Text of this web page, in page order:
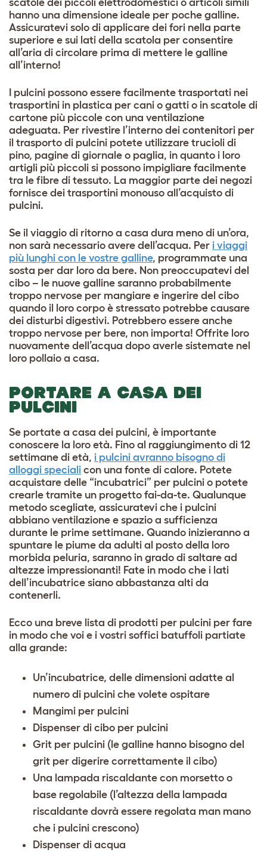
scatole dei piccoli elettrodomestici o articoli simili
hanno una dimensione ideale per poche galline.
Assicuratevi solo di applicare dei fori nella parte
superiore e sui lati della scatola per consentire
all’aria di circolare prima di mettere le galline
all’interno!
I pulcini possono essere facilmente trasportati nei
trasportini in plastica per cani o gatti o in scatole di
cartone più piccole con una ventilazione
adeguata. Per rivestire l’interno dei contenitori per
il trasporto di pulcini potete utilizzare trucioli di
pino, pagine di giornale o paglia, in quanto i loro
artigli più piccoli si possono impigliare facilmente
tra le fibre di tessuto. La maggior parte dei negozi
fornisce dei trasportini monouso all’acquisto di
pulcini.
Se il viaggio di ritorno a casa dura meno di un’ora,
non sarà necessario avere dell’acqua. Per i viaggi
più lunghi con le vostre galline, programmate una
sosta per dar loro da bere. Non preoccupatevi del
cibo – le nuove galline saranno probabilmente
troppo nervose per mangiare e ingerire del cibo
quando il loro corpo è stressato potrebbe causare
dei disturbi digestivi. Potrebbero essere anche
troppo nervose per bere, non importa! Offrite loro
nuovamente dell’acqua dopo averle sistemate nel
loro pollaio a casa.
PORTARE A CASA DEI
PULCINI
Se portate a casa dei pulcini, è importante
conoscere la loro età. Fino al raggiungimento di 12
settimane di età, i pulcini avranno bisogno di
alloggi speciali con una fonte di calore. Potete
acquistare delle “incubatrici” per pulcini o potete
crearle tramite un progetto fai-da-te. Qualunque
metodo scegliate, assicuratevi che i pulcini
abbiano ventilazione e spazio a sufficienza
durante le prime settimane. Quando inizieranno a
spuntare le piume da adulti al posto della loro
morbida peluria, saranno in grado di saltare ad
altezze impressionanti! Fate in modo che i lati
dell’incubatrice siano abbastanza alti da
contenerli.
Ecco una breve lista di prodotti per pulcini per fare
in modo che voi e i vostri soffici batuffoli partiate
alla grande:
Un’incubatrice, delle dimensioni adatte al
numero di pulcini che volete ospitare
Mangimi per pulcini
Dispenser di cibo per pulcini
Grit per pulcini (le galline hanno bisogno del
grit per digerire correttamente il cibo)
Una lampada riscaldante con morsetto o
base regolabile (l’altezza della lampada
riscaldante dovrà essere regolata man mano
che i pulcini crescono)
Dispenser di acqua